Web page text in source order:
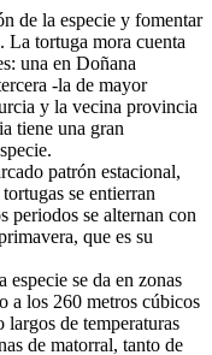
de la especie y fomentar
La tortuga mora cuenta
una en Doñana
-la de mayor
y la vecina provincia
tiene una gran
patrón estacional,
se entierran
periodos se alternan con
que es su
se da en zonas
a los 260 metros cúbicos
largos de temperaturas
de matorral, tanto de